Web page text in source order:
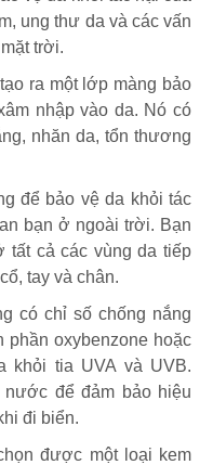
ung thư da và các vấn
trời.
ra một lớp màng bảo
nhập vào da. Nó có
nhăn da, tổn thương
để bảo vệ da khỏi tác
bạn ở ngoài trời. Bạn
tất cả các vùng da tiếp
tay và chân.
có chỉ số chống nắng
oxybenzone hoặc
khỏi tia UVA và UVB.
nước để đảm bảo hiệu
đi biển.
được một loại kem